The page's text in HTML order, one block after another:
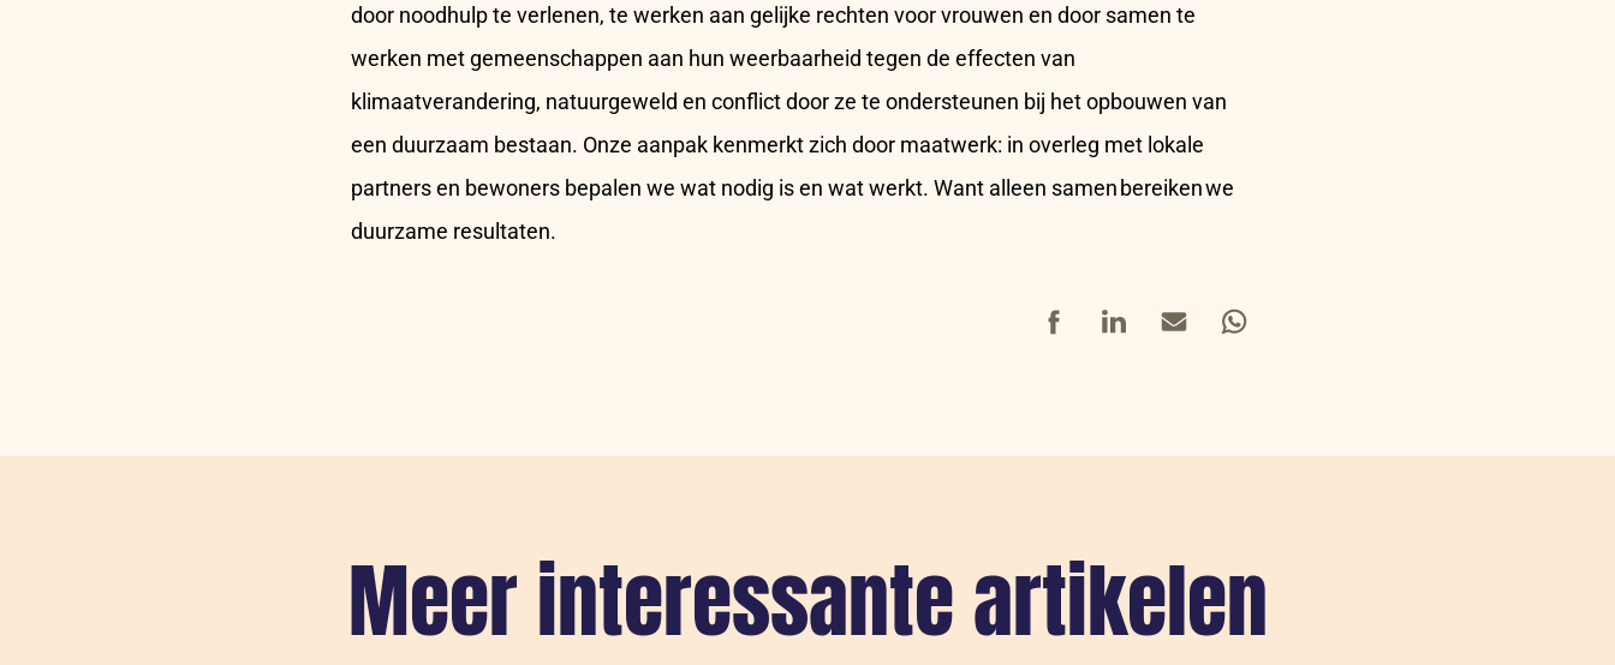
door noodhulp te verlenen, te werken aan gelijke rechten voor vrouwen en door samen te
werken met gemeenschappen aan hun weerbaarheid tegen de effecten van
klimaatverandering, natuurgeweld en conflict door ze te ondersteunen bij het opbouwen van
een duurzaam bestaan. Onze aanpak kenmerkt zich door maatwerk: in overleg met lokale
partners en bewoners bepalen we wat nodig is en wat werkt. Want alleen samen bereiken we
duurzame resultaten.
FacebookLinkedInMail Whatsapp
Meer interessante artikelen